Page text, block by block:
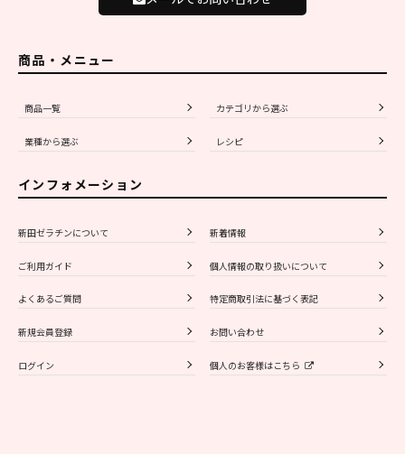
商品・メニュー
商品一覧 カテゴリから選ぶ
業種から選ぶ レシピ
インフォメーション
新田ゼラチンについて 新着情報
ご利用ガイド 個人情報の取り扱いについて
よくあるご質問 特定商取引法に基づく表記
新規会員登録 お問い合わせ
ログイン 個人のお客様はこちら